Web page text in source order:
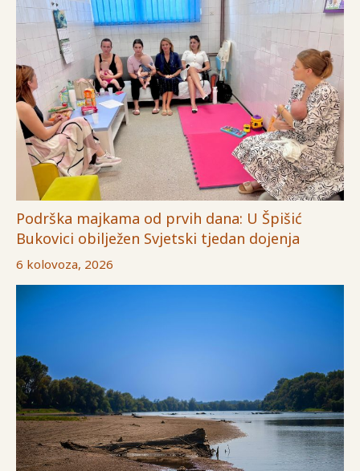
Podrška majkama od prvih dana: U Špišić
Bukovici obilježen Svjetski tjedan dojenja
6 kolovoza, 2026